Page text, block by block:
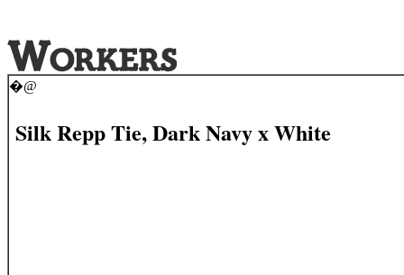
�@
Silk Repp Tie, Dark Navy x White